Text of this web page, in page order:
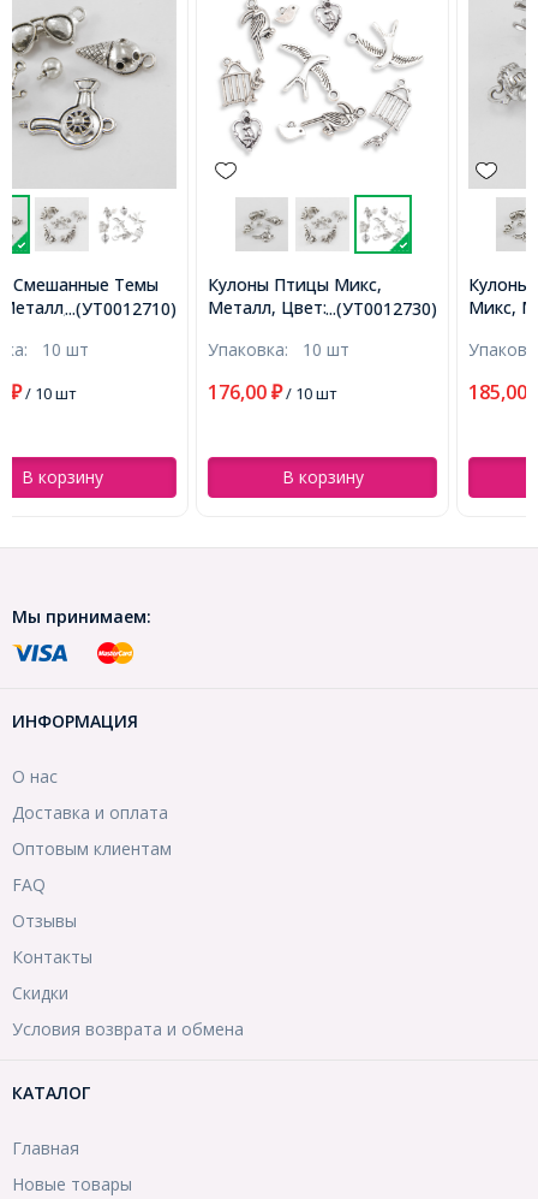
...(УТ0012730)
Кулоны Птицы Микс,
Металл, Цвет: Античное
(УТ0012730)
Упаковка:
176,00
В корзину
...(УТ0013545)
Кулоны Смешанные Темы
Микс, Металл, Цвет:
Микс, (УТ0013545)
Упаковка:
185,00
В корзину
Мы принимаем:
ИНФОРМАЦИЯ
О нас
Доставка и оплата
Оптовым клиентам
FAQ
Отзывы
Контакты
Скидки
Условия возврата и обмена
КАТАЛОГ
Главная
Новые товары